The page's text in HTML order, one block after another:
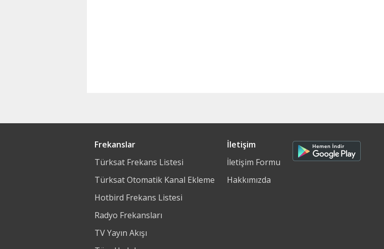
Frekanslar
Türksat Frekans Listesi
Türksat Otomatik Kanal Ekleme
Hotbird Frekans Listesi
Radyo Frekansları
TV Yayın Akışı
İletişim
İletişim Formu
Hakkımızda